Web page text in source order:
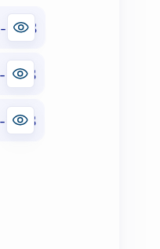
888
888
888